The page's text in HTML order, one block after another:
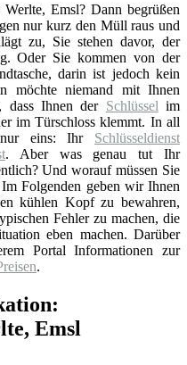
Werlte, Emsl? Dann begrüßen
nur kurz den Müll raus und
zu, Sie stehen davor, der
Oder Sie kommen von der
darin ist jedoch kein
möchte niemand mit Ihnen
dass Ihnen der Schlüssel im
im Türschloss klemmt. In all
eins: Ihr Schlüsseldienst
. Aber was genau tut Ihr
Und worauf müssen Sie
Folgenden geben wir Ihnen
kühlen Kopf zu bewahren,
Fehler zu machen, die
eben machen. Darüber
Portal Informationen zur
.
Emsl